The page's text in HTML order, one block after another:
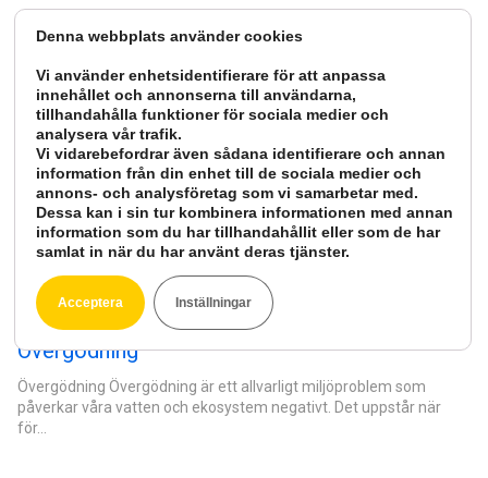
Övergödning
Övergödning Övergödning är ett allvarligt miljöproblem som
påverkar våra vatten och ekosystem negativt. Det uppstår när
för…
Denna webbplats använder cookies
Vi använder enhetsidentifierare för att anpassa
innehållet och annonserna till användarna,
tillhandahålla funktioner för sociala medier och
analysera vår trafik.
Vi vidarebefordrar även sådana identifierare och annan
information från din enhet till de sociala medier och
annons- och analysföretag som vi samarbetar med.
Dessa kan i sin tur kombinera informationen med annan
information som du har tillhandahållit eller som de har
samlat in när du har använt deras tjänster.
Acceptera Inställningar